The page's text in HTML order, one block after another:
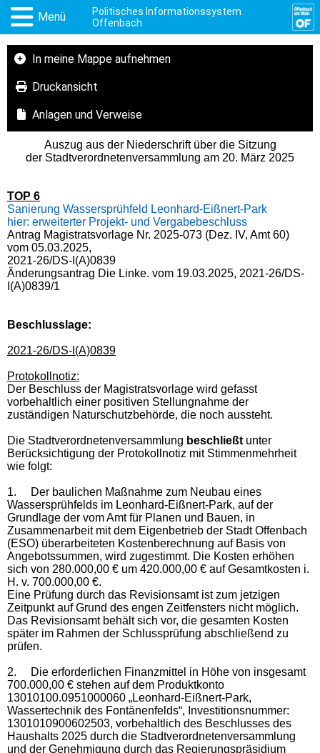
Menü
Politisches Informationssystem
Offenbach
In meine Mappe aufnehmen
Druckansicht
Anlagen und Verweise
Auszug aus der Niederschrift über die Sitzung
der Stadtverordnetenversammlung am 20. März 2025
TOP 6
Sanierung Wassersprühfeld Leonhard-Eißnert-Park
hier: erweiterter Projekt- und Vergabebeschluss
Antrag Magistratsvorlage Nr. 2025-073 (Dez. IV, Amt 60)
vom 05.03.2025,
2021-26/DS-I(A)0839
Änderungsantrag Die Linke. vom 19.03.2025, 2021-26/DS-
I(A)0839/1
Beschlusslage:
2021-26/DS-I(A)0839
Protokollnotiz:
Der Beschluss der Magistratsvorlage wird gefasst
vorbehaltlich einer positiven Stellungnahme der
zuständigen Naturschutzbehörde, die noch aussteht.
Die Stadtverordnetenversammlung beschließt unter
Berücksichtigung der Protokollnotiz mit Stimmenmehrheit
wie folgt:
1.
Der baulichen Maßnahme zum Neubau eines
Wassersprühfelds im Leonhard-Eißnert-Park, auf der
Grundlage der vom Amt für Planen und Bauen, in
Zusammenarbeit mit dem Eigenbetrieb der Stadt Offenbach
(ESO) überarbeiteten Kostenberechnung auf Basis von
Angebotssummen, wird zugestimmt. Die Kosten erhöhen
sich von 280.000,00 € um 420.000,00 € auf Gesamtkosten i.
H. v. 700.000,00 €.
Eine Prüfung durch das Revisionsamt ist zum jetzigen
Zeitpunkt auf Grund des engen Zeitfensters nicht möglich.
Das Revisionsamt behält sich vor, die gesamten Kosten
später im Rahmen der Schlussprüfung abschließend zu
prüfen.
2.
Die erforderlichen Finanzmittel in Höhe von insgesamt
700.000,00 € stehen auf dem Produktkonto
13010100.0951000060 „Leonhard-Eißnert-Park,
Wassertechnik des Fontänenfelds“, Investitionsnummer:
1301010900602503, vorbehaltlich des Beschlusses des
Haushalts 2025 durch die Stadtverordnetenversammlung
und der Genehmigung durch das Regierungspräsidium